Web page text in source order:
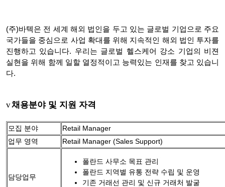
(주)바텍은 전 세계 해외 법인을 두고 있는 글로벌 기업으로 주요
국가들을 중심으로 사업 확대를 위해 지속적인 해외 법인 투자를
진행하고 있습니다. 우리는 글로벌 헬스케어 강소 기업의 비젼
실현을 위해 함께 일할 열정적이고 능력있는 인재를 찾고 있습니
다.
v채용분야 및 지원 자격
모집 분야
Retail Manager
업무 영역
Retail Manager (Sales Support)
담당업무
폴란드 사무소 목표 관리
폴란드 지역별 유통 전략 수립 및 운영
기존 거래선 관리 및 신규 거래처 발굴